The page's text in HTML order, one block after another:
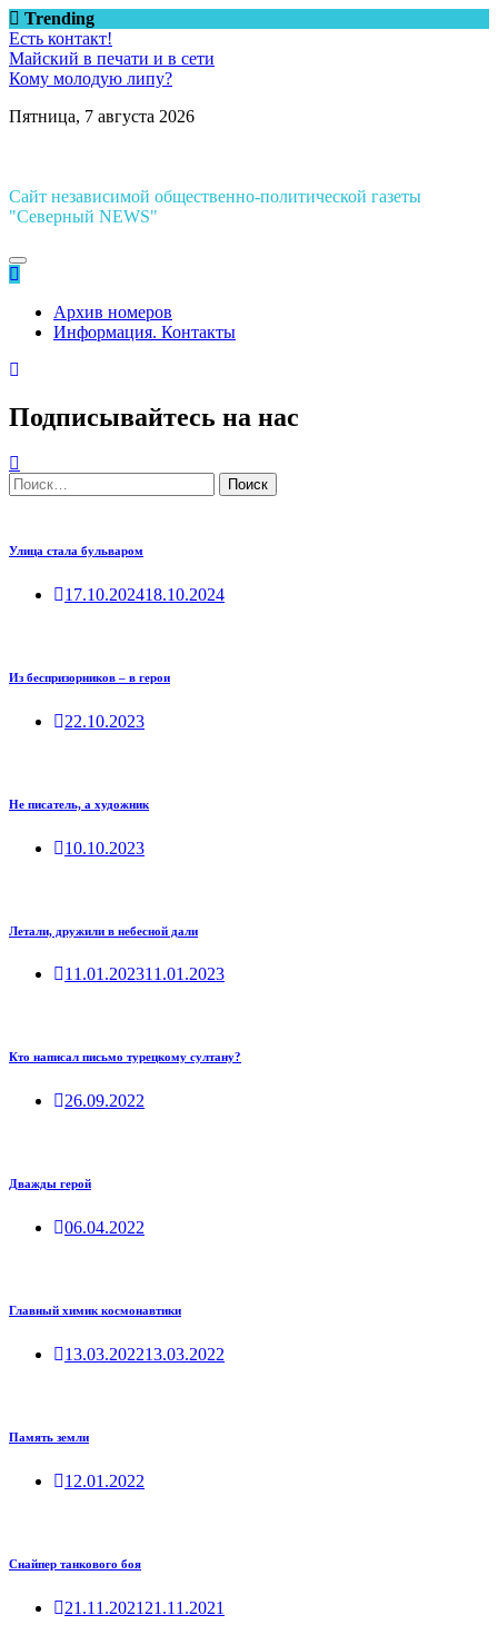
Перейти
к
содержимому
Trending
Есть контакт!
Майский в печати и в сети
Кому молодую липу?
Пятница, 7 августа 2026
Сайт независимой общественно-политической газеты
"Северный NEWS"
Архив номеров
Информация. Контакты
Подписывайтесь на нас
Найти:
Улица стала бульваром
17.10.202418.10.2024
Из беспризорников – в герои
22.10.2023
Не писатель, а художник
10.10.2023
Летали, дружили в небесной дали
11.01.202311.01.2023
Кто написал письмо турецкому султану?
26.09.2022
Дважды герой
06.04.2022
Главный химик космонавтики
13.03.202213.03.2022
Память земли
12.01.2022
Снайпер танкового боя
21.11.2021 21.11.2021